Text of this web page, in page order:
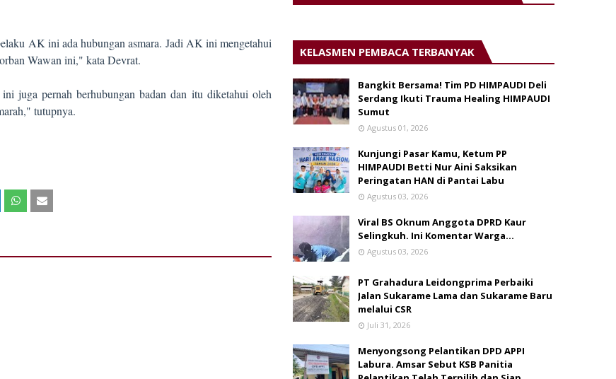
AK ini ada hubungan asmara. Jadi AK ini mengetahui
Wawan ini," kata Devrat.
juga pernah berhubungan badan dan itu diketahui oleh
tutupnya.
KELASMEN PEMBACA TERBANYAK
Bangkit Bersama! Tim PD HIMPAUDI Deli
Serdang Ikuti Trauma Healing HIMPAUDI
Sumut
Agustus 01, 2026
Kunjungi Pasar Kamu, Ketum PP
HIMPAUDI Betti Nur Aini Saksikan
Peringatan HAN di Pantai Labu
Agustus 03, 2026
Viral BS Oknum Anggota DPRD Kaur
Selingkuh. Ini Komentar Warga…
Agustus 03, 2026
PT Grahadura Leidongprima Perbaiki
Jalan Sukarame Lama dan Sukarame Baru
melalui CSR
Juli 31, 2026
Menyongsong Pelantikan DPD APPI
Labura. Amsar Sebut KSB Panitia